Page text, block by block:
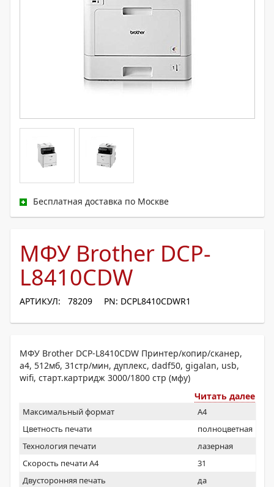
Бесплатная доставка по Москве
МФУ Brother DCP-
L8410CDW
АРТИКУЛ: 78209 PN: DCPL8410CDWR1
МФУ Brother DCP-L8410CDW Принтер/копир/сканер,
a4, 512мб, 31стр/мин, дуплекс, dadf50, gigalan, usb,
wifi, старт.картридж 3000/1800 стр (мфу)
Читать далее
Максимальный формат
A4
Цветность печати
полноцветная
Технология печати
лазерная
Скорость печати А4
31
Двусторонняя печать
да